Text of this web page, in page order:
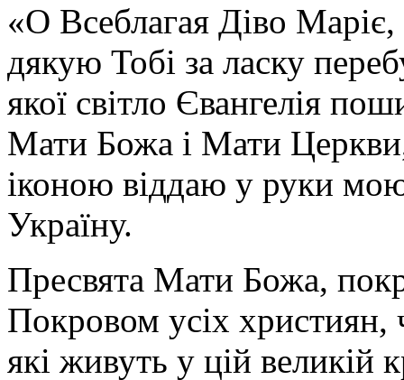
«О Всеблагая Діво
дякую Тобі за ласку
якої світло Євангелія
Мати Божа і Мати
іконою віддаю у руки
Україну.
Пресвята Мати Божа,
Покровом усіх християн,
які живуть у цій великій